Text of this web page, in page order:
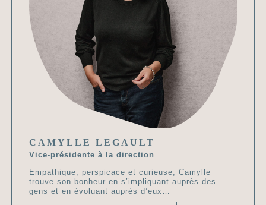
CAMYLLE LEGAULT
Vice-présidente à la direction
Empathique, perspicace et curieuse, Camylle
trouve son bonheur en s’impliquant auprès des
gens et en évoluant auprès d’eux…